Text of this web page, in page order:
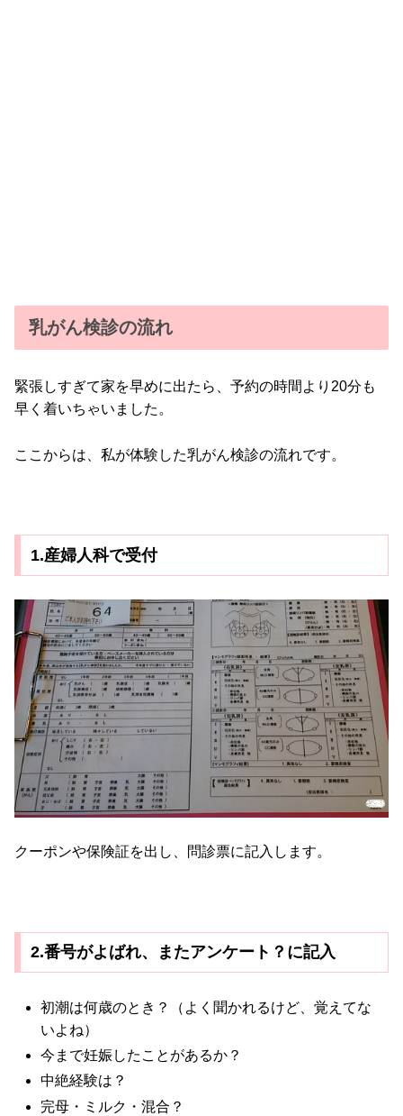
乳がん検診の流れ
緊張しすぎて家を早めに出たら、予約の時間より20分も
早く着いちゃいました。
ここからは、私が体験した乳がん検診の流れです。
1.産婦人科で受付
クーポンや保険証を出し、問診票に記入します。
2.番号がよばれ、またアンケート？に記入
初潮は何歳のとき？（よく聞かれるけど、覚えてな
いよね）
今まで妊娠したことがあるか？
中絶経験は？
完母・ミルク・混合？